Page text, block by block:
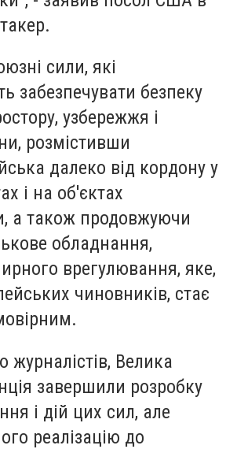
сили, які
забезпечувати безпеку
узбережжя і
розмістивши
далеко від кордону у
і на об'єктах
а також продовжуючи
обладнання,
врегулювання, яке,
чиновників, стає
журналістів, Велика
завершили розробку
і дій цих сил, але
реалізацію до